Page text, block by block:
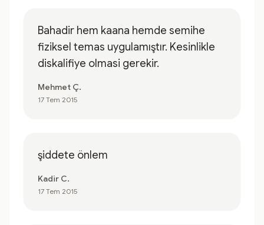
Bahadir hem kaana hemde semihe
fiziksel temas uygulamıştır. Kesinlikle
diskalifiye olmasi gerekir.
Mehmet Ç.
17 Tem 2015
şiddete önlem
Kadir C.
17 Tem 2015